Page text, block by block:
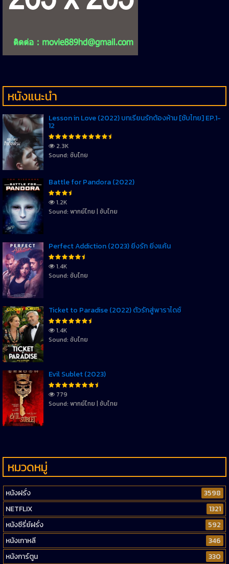
หนังแนะนำ
Lesson in Love (2022) บทเรียนรักต้องห้าม [ซับไทย] EP.1-
12
2.3K
Sound: ซับไทย
Battle for Pandora (2022)
1.2K
Sound: พากย์ไทย | ซับไทย
Perfect Addiction (2023) ยิ่งรัก ยิ่งแค้น
1.4K
Sound: ซับไทย
Ticket to Paradise (2022) ตั๋วรักสู่พาราไดซ์
1.4K
Sound: ซับไทย
Evil Sublet (2023)
779
Sound: พากย์ไทย | ซับไทย
หมวดหมู่
หนังฝรั่ง
3598
NETFLIX
1321
หนังซีรี่ย์ฝรั่ง
592
หนังเกาหลี
346
หนังการ์ตูน
330